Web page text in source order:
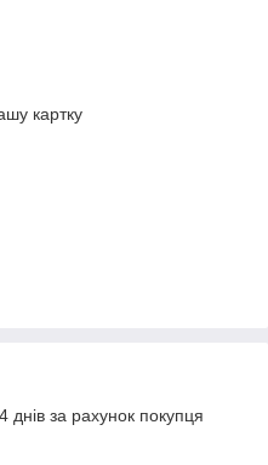
картку
за рахунок покупця